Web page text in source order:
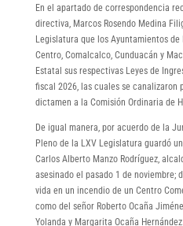
En el apartado de correspondencia
directiva, Marcos Rosendo Medina
Legislatura que los Ayuntamientos de
Centro, Comalcalco, Cunduacán y
Estatal sus respectivas Leyes de
fiscal 2026, las cuales se canalizaron
dictamen a la Comisión Ordinaria de
De igual manera, por acuerdo de la
Pleno de la LXV Legislatura guardó
Carlos Alberto Manzo Rodríguez,
asesinado el pasado 1 de noviembre;
vida en un incendio de un Centro
como del señor Roberto Ocaña
Yolanda y Margarita Ocaña Hernández.